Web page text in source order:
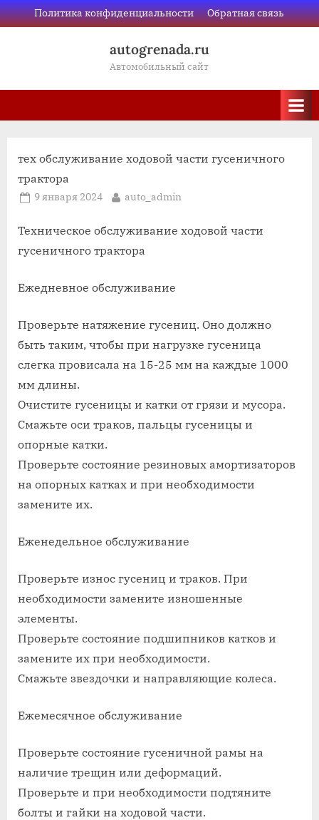
Skip
to
Политика конфиденциальности Обратная связь
autogrenada.ru
Автомобильный сайт
тех обслуживание ходовой части гусеничного
трактора
Posted
9 января 2024 By
auto_admin
Техническое обслуживание ходовой части
гусеничного трактора
Ежедневное обслуживание
Проверьте натяжение гусениц. Оно должно
быть таким, чтобы при нагрузке гусеница
слегка провисала на 15-25 мм на каждые 1000
мм длины.
Очистите гусеницы и катки от грязи и мусора.
Смажьте оси траков, пальцы гусеницы и
опорные катки.
Проверьте состояние резиновых амортизаторов
на опорных катках и при необходимости
замените их.
Еженедельное обслуживание
Проверьте износ гусениц и траков. При
необходимости замените изношенные
элементы.
Проверьте состояние подшипников катков и
замените их при необходимости.
Смажьте звездочки и направляющие колеса.
Ежемесячное обслуживание
Проверьте состояние гусеничной рамы на
наличие трещин или деформаций.
Проверьте и при необходимости подтяните
болты и гайки на ходовой части.